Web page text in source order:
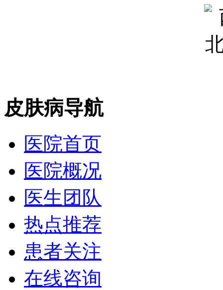
皮肤病导航
医院首页
医院概况
医生团队
热点推荐
患者关注
在线咨询